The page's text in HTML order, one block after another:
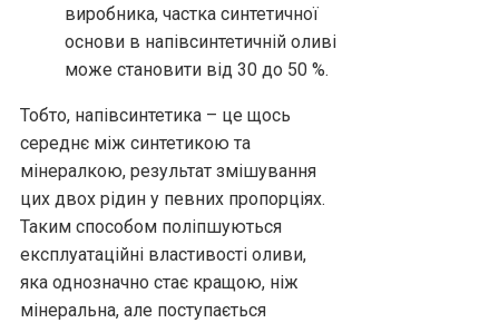
виробника, частка синтетичної
основи в напівсинтетичній оливі
може становити від 30 до 50 %.
Тобто, напівсинтетика – це щось
середнє між синтетикою та
мінералкою, результат змішування
цих двох рідин у певних пропорціях.
Таким способом поліпшуються
експлуатаційні властивості оливи,
яка однозначно стає кращою, ніж
мінеральна, але поступається